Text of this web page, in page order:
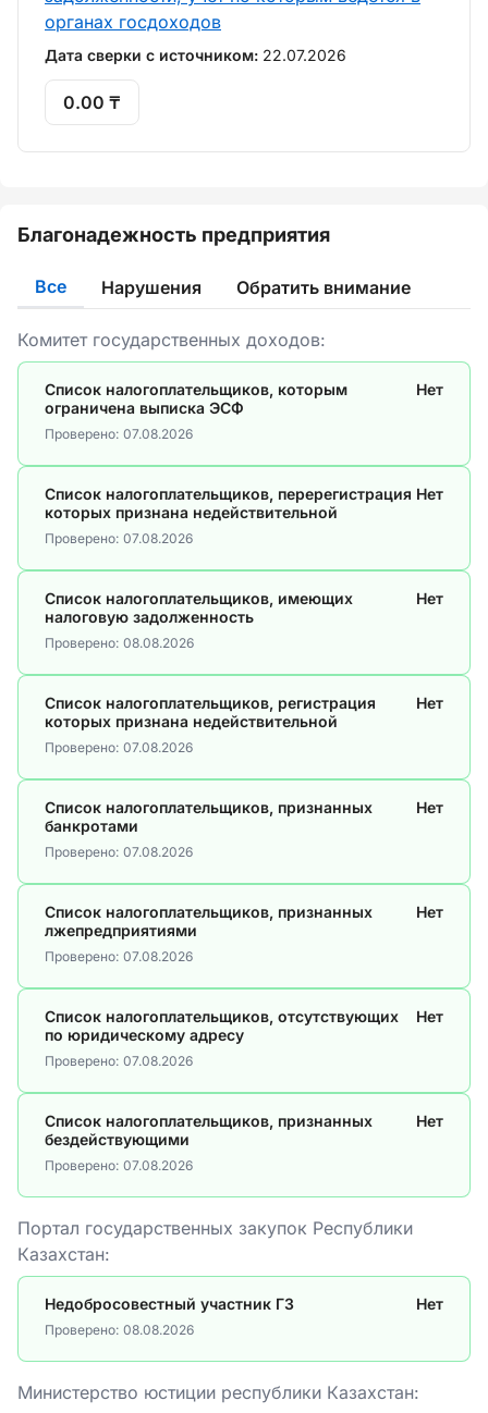
органах госдоходов
Дата сверки с источником: 22.07.2026
0.00 ₸
Благонадежность предприятия
Все Нарушения Обратить внимание
Комитет государственных доходов:
Список налогоплательщиков, которым
ограничена выписка ЭСФ
Нет
Проверено: 07.08.2026
Список налогоплательщиков, перерегистрация
которых признана недействительной
Нет
Проверено: 07.08.2026
Список налогоплательщиков, имеющих
налоговую задолженность
Нет
Проверено: 08.08.2026
Список налогоплательщиков, регистрация
которых признана недействительной
Нет
Проверено: 07.08.2026
Список налогоплательщиков, признанных
банкротами
Нет
Проверено: 07.08.2026
Список налогоплательщиков, признанных
лжепредприятиями
Нет
Проверено: 07.08.2026
Список налогоплательщиков, отсутствующих
по юридическому адресу
Нет
Проверено: 07.08.2026
Список налогоплательщиков, признанных
бездействующими
Нет
Проверено: 07.08.2026
Портал государственных закупок Республики
Казахстан:
Недобросовестный участник ГЗ Нет
Проверено: 08.08.2026
Министерство юстиции республики Казахстан: